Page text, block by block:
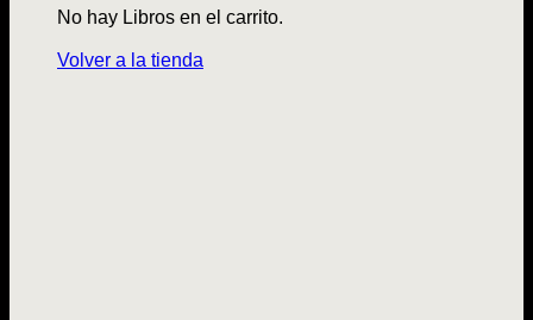
No hay Libros en el carrito.
Volver a la tienda